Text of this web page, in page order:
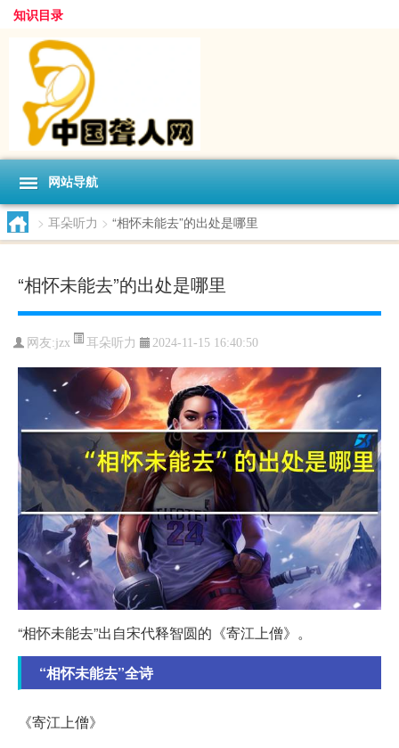
知识目录
网站导航
> 耳朵听力 > “相怀未能去”的出处是哪里
“相怀未能去”的出处是哪里
网友:jzx 耳朵听力 2024-11-15 16:40:50
“相怀未能去”出自宋代释智圆的《寄江上僧》。
“相怀未能去”全诗
《寄江上僧》